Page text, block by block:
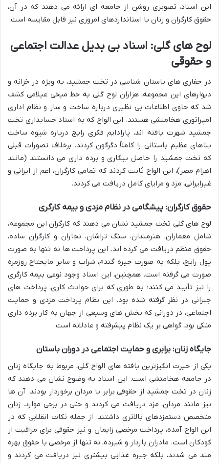
این اسناد، تصویری روشن از جامعه ای ارائه می دهند که در آن،
حقوق کارگران و زنان با استانداردهای امروزی نیز قابل مقایسه است.
لوح های گلی: اسناد بی بدیل عدالت اجتماعی
و حقوقی
در حفاری های باستان شناسی در تخت جمشید، به ویژه در خزانه و
دیوارهای این مجموعه، هزاران لوح گلی به خط میخی عیلامی کشف
شد که حاوی اطلاعات بی نظیری درباره ساخت و ساز و نظام اداری
امپراتوری هخامنشی هستند. این الواح که به اسناد حسابداری تخت
جمشید شهرت یافته اند، پارادایم فکری رایج درباره شیوه ساخت
بناهای عظیم باستانی را کاملاً دگرگون کردند. برخلاف تصورات قبلی
که تخت جمشید را حاصل بیگاری و برده داری می دانستند (مانند
اهرام مصر)، این الواح ثابت کردند که تمامی کارگران، اعم از ایرانی و
غیرایرانی، مزد و مزایای کامل دریافت می کردند.
حقوق کارگران: پیشگامی در نظام مزدی و بیمه کارگری
لوح های گلی تخت جمشید نشان می دهند که کارگران این مجموعه،
شامل معماران، هنرمندان، سنگ تراشان، نجاران و کارگران ساده،
حقوق منظم دریافت می کرده اند. این پرداخت ها نه تنها به صورت
پول رایج، بلکه به صورت جیره گندم، شراب و سایر مایحتاج روزمره
صورت می گرفته است. همچنین، این اسناد وجود نوعی بیمه کارگری
را نیز تأیید می کنند؛ به طوری که برای حوادث کاری، پرداخت های
جبرانی در نظر گرفته شده بود. این نظام پرداخت مزدی و حمایت
اجتماعی، در دورانی که بخش های وسیعی از جهان به کار برده داری
متکی بود، گواهی بر یک نظام پیشرفته و عادلانه است.
جایگاه زنان: برابری و حمایت اجتماعی در دوران باستان
یکی از حیرت انگیزترین یافته های الواح گلی، مربوط به جایگاه زنان
در جامعه هخامنشی است. این اسناد به وضوح نشان می دهند که
زنان در تخت جمشید از حقوقی برابر با مردان برخوردار بودند. آن ها
نیز مانند مردان، مزد دریافت می کردند و حتی در برخی موارد، زنان
متخصص دستمزدهای بالاتری داشتند. از جمله نکات انقلابی که در
این الواح آمده، پرداخت مرخصی زایمان و نیز حقوقی برای مراقبت از
کودکان است. مادران باردار و شیرده، نه تنها از مرخصی با حقوق بهره
مند می شدند، بلکه جیره غذایی بیشتری نیز دریافت می کردند و